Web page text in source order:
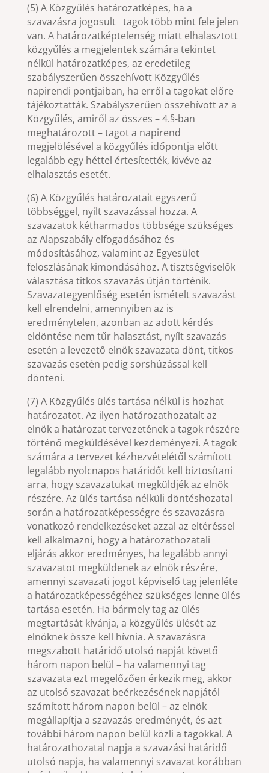
(5) A Közgyűlés határozatképes, ha a
szavazásra jogosult tagok több mint fele jelen
van. A határozatképtelenség miatt elhalasztott
közgyűlés a megjelentek számára tekintet
nélkül határozatképes, az eredetileg
szabályszerűen összehívott Közgyűlés
napirendi pontjaiban, ha erről a tagokat előre
tájékoztatták. Szabályszerűen összehívott az a
Közgyűlés, amiről az összes – 4.§-ban
meghatározott – tagot a napirend
megjelölésével a közgyűlés időpontja előtt
legalább egy héttel értesítették, kivéve az
elhalasztás esetét.
(6) A Közgyűlés határozatait egyszerű
többséggel, nyílt szavazással hozza. A
szavazatok kétharmados többsége szükséges
az Alapszabály elfogadásához és
módosításához, valamint az Egyesület
feloszlásának kimondásához. A tisztségviselők
választása titkos szavazás útján történik.
Szavazategyenlőség esetén ismételt szavazást
kell elrendelni, amennyiben az is
eredménytelen, azonban az adott kérdés
eldöntése nem tűr halasztást, nyílt szavazás
esetén a levezető elnök szavazata dönt, titkos
szavazás esetén pedig sorshúzással kell
dönteni.
(7) A Közgyűlés ülés tartása nélkül is hozhat
határozatot. Az ilyen határozathozatalt az
elnök a határozat tervezetének a tagok részére
történő megküldésével kezdeményezi. A tagok
számára a tervezet kézhezvételétől számított
legalább nyolcnapos határidőt kell biztosítani
arra, hogy szavazatukat megküldjék az elnök
részére. Az ülés tartása nélküli döntéshozatal
során a határozatképességre és szavazásra
vonatkozó rendelkezéseket azzal az eltéréssel
kell alkalmazni, hogy a határozathozatali
eljárás akkor eredményes, ha legalább annyi
szavazatot megküldenek az elnök részére,
amennyi szavazati jogot képviselő tag jelenléte
a határozatképességéhez szükséges lenne ülés
tartása esetén. Ha bármely tag az ülés
megtartását kívánja, a közgyűlés ülését az
elnöknek össze kell hívnia. A szavazásra
megszabott határidő utolsó napját követő
három napon belül – ha valamennyi tag
szavazata ezt megelőzően érkezik meg, akkor
az utolsó szavazat beérkezésének napjától
számított három napon belül – az elnök
megállapítja a szavazás eredményét, és azt
további három napon belül közli a tagokkal. A
határozathozatal napja a szavazási határidő
utolsó napja, ha valamennyi szavazat korábban